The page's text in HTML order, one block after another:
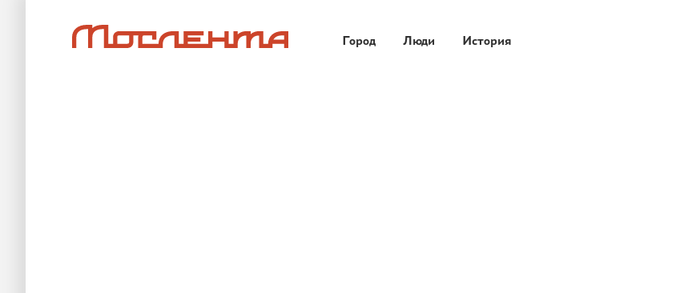
Город Люди История